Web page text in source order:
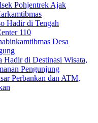
Pohjentrek Ajak
Hadir di Tengah
110
Desa
Hadir di Destinasi Wisata,
Pengunjung
Perbankan dan ATM,